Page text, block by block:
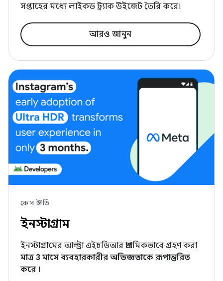
সপ্তাহের মধ্যে লাইকড ট্র্যাক উইজেট তৈরি করে।
আরও জানুন
কেস স্টাডি
ইনস্টাগ্রাম
ইনস্টাগ্রামের আল্ট্রা এইচডিআর প্রাথমিকভাবে গ্রহণ করা
মাত্র 3 মাসে ব্যবহারকারীর অভিজ্ঞতাকে রূপান্তরিত
করে ।